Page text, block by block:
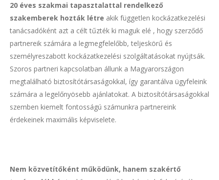
20 éves szakmai tapasztalattal rendelkező
szakemberek hozták létre akik független kockázatkezelési
tanácsadóként azt a célt tűzték ki maguk elé , hogy szerződő
partnereik számára a legmegfelelőbb, teljeskörű és
személyreszabott kockázatkezelési szolgáltatásokat nyújtsák.
Szoros partneri kapcsolatban állunk a Magyarországon
megtalálható biztosítótársaságokkal, így garantálva ügyfeleink
számára a legelőnyösebb ajánlatokat. A biztosítótársaságokkal
szemben kiemelt fontosságú számunkra partnereink
érdekeinek maximális képviselete.
Nem közvetítőként működünk, hanem szakértő